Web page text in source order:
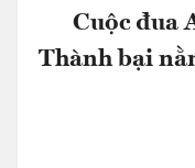
Cuộc đua
Thành bại